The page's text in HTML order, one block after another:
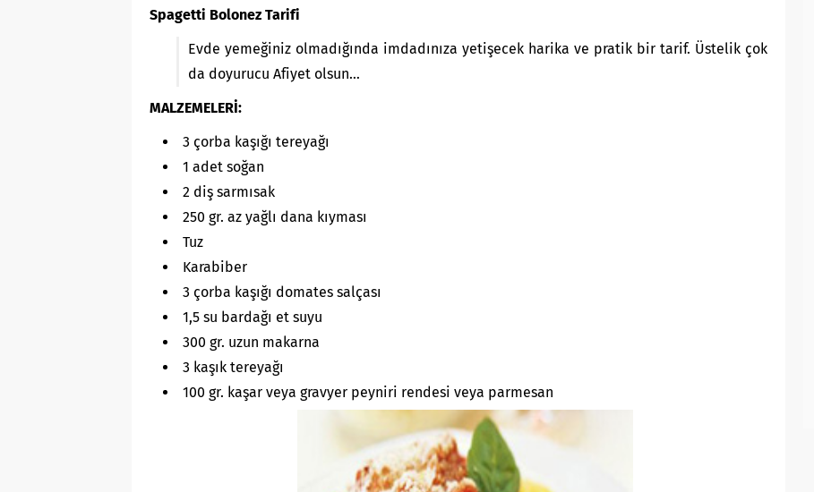
Spagetti Bolonez Tarifi
Evde yemeğiniz olmadığında imdadınıza yetişecek harika ve pratik bir tarif. Üstelik çok
da doyurucu Afiyet olsun…
MALZEMELERİ:
3 çorba kaşığı tereyağı
1 adet soğan
2 diş sarmısak
250 gr. az yağlı dana kıyması
Tuz
Karabiber
3 çorba kaşığı domates salçası
1,5 su bardağı et suyu
300 gr. uzun makarna
3 kaşık tereyağı
100 gr. kaşar veya gravyer peyniri rendesi veya parmesan